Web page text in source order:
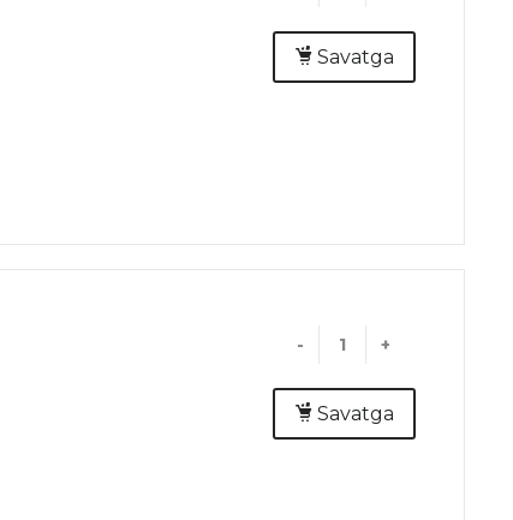
Savatga
- +
Savatga